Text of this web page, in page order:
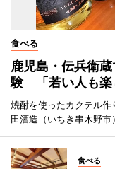
食べる
鹿児島・伝兵衛
験 「若い人も楽
焼酎を使ったカクテル
田酒造（いちき串木野市
食べる